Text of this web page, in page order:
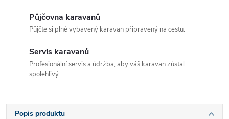
Půjčovna karavanů
Půjčte si plně vybavený karavan připravený na cestu.
Servis karavanů
Profesionální servis a údržba, aby váš karavan zůstal
spolehlivý.
Popis produktu